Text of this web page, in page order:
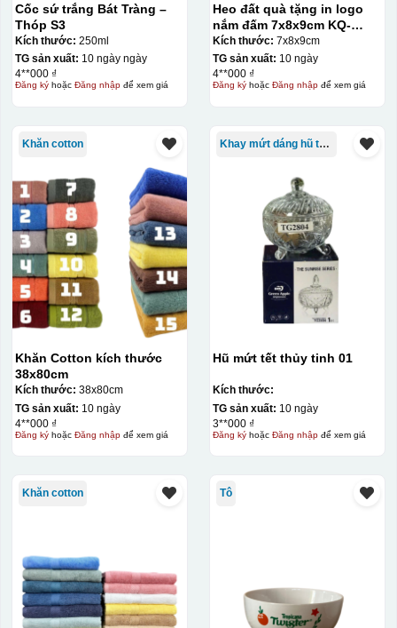
Cốc sứ trắng Bát Tràng –
Thóp S3
Kích thước: 250ml
TG sản xuất: 10 ngày ngày
4**000 ₫
Đăng kýhoặc Đăng nhậpđể xem giá
Heo đất quà tặng in logo
nắm đấm 7x8x9cm KQ-
HĐ02
Kích thước: 7x8x9cm
TG sản xuất: 10 ngày
4**000 ₫
Đăng kýhoặc Đăng nhậpđể xem giá
Khăn cotton
Khăn Cotton kích thước
38x80cm
Kích thước: 38x80cm
TG sản xuất: 10 ngày
4**000 ₫
Đăng kýhoặc Đăng nhậpđể xem giá
Khay mứt dáng hũ tròn
Hũ mứt tết thủy tinh 01
Kích thước:
TG sản xuất: 10 ngày
3**000 ₫
Đăng kýhoặc Đăng nhậpđể xem giá
Khăn cotton Tô